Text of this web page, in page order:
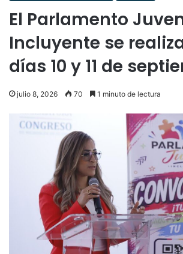
El Parlamento
Incluyente se
días 10 y 11 de
julio 8, 2026 70 1 minuto de lectura